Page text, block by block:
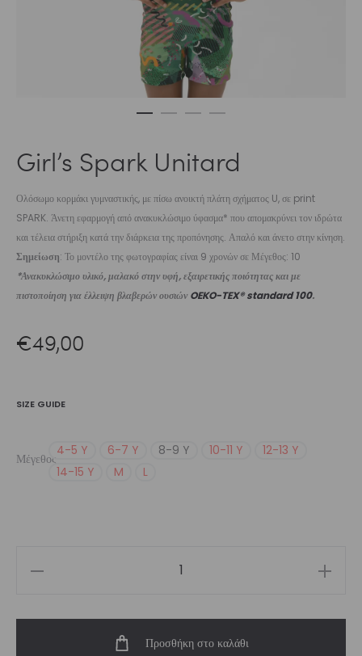
Girl’s Spark Unitard
Ολόσωμο κορμάκι γυμναστικής, με πίσω ανοικτή πλάτη σχήματος U, σε print
SPARK. Άνετη εφαρμογή από ανακυκλώσιμο ύφασμα* που απομακρύνει τον ιδρώτα
και τέλεια στήριξη κατά την διάρκεια της προπόνησης. Απαλό και άνετο στην κίνηση.
Σημείωση: Το μοντέλο της φωτογραφίας είναι 9 χρονών σε Μέγεθος: 10
*Ανακυκλώσιμο υλικό, μαλακό στην υφή, εξαιρετικής ποιότητας και με
πιστοποίηση για έλλειψη βλαβερών ουσιών OEKO-TEX® standard 100.
€49,00
SIZE GUIDE
Μέγεθος
4-5 Y 6-7 Y 8-9 Y 10-11 Y
12-13 Y
14-15 Y
M L
Προσθήκη στο καλάθι